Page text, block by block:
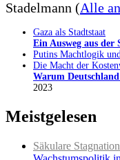
Stadelmann (Alle
Gaza als Stadtstaat
Ein Ausweg aus der
Putins Machtlogik
Die Macht der
Warum
2023
Meistgelesen
Säkulare